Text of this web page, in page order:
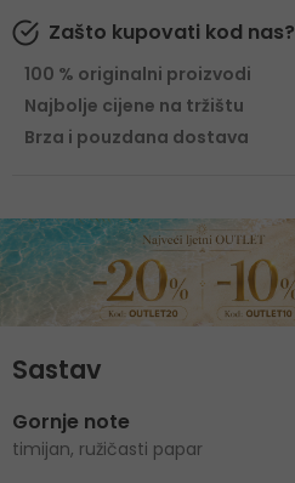
Zašto kupovati kod nas?
100 % originalni proizvodi
Najbolje cijene na tržištu
Brza i pouzdana dostava
Sastav
Gornje note
timijan, ružičasti papar